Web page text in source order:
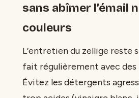
sans abîmer l’émail
couleurs
L’entretien du zellige reste
fait régulièrement avec des
Évitez les détergents